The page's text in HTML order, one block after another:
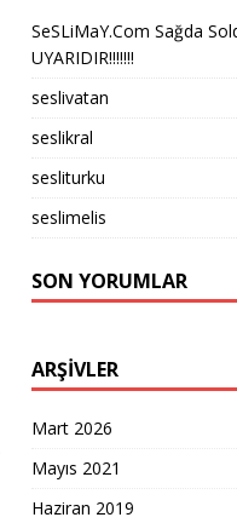
SeSLiMaY.Com Sağda
UYARIDIR!!!!!!!
seslivatan
seslikral
sesliturku
seslimelis
SON YORUMLAR
ARŞIVLER
Mart 2026
Mayıs 2021
Haziran 2019